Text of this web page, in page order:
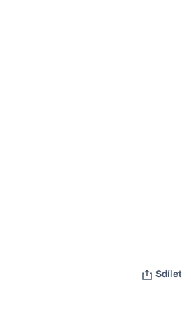
Sdílet